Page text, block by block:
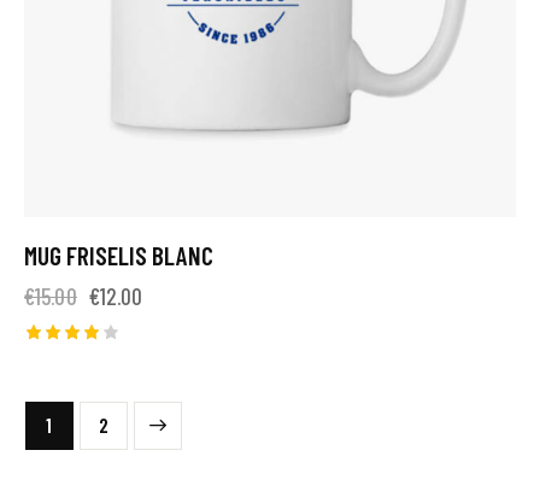
MUG FRISELIS BLANC
€15.00 €12.00
sur 5
1 2
→